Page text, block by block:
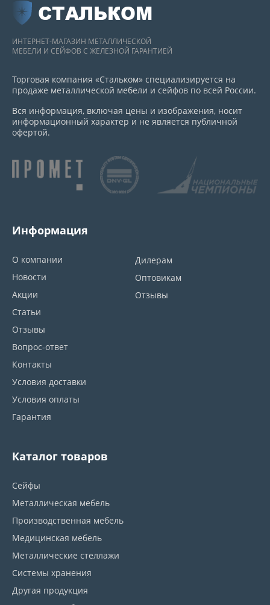
СТАЛЬКОМ
ИНТЕРНЕТ-МАГАЗИН МЕТАЛЛИЧЕСКОЙ
МЕБЕЛИ И СЕЙФОВ С ЖЕЛЕЗНОЙ ГАРАНТИЕЙ
Торговая компания «Стальком» специализируется на
продаже металлической мебели и сейфов по всей России.
Вся информация, включая цены и изображения, носит
информационный характер и не является публичной
офертой.
Информация
О компании
Новости
Акции
Статьи
Отзывы
Вопрос-ответ
Контакты
Условия доставки
Условия оплаты
Гарантия
Дилерам
Оптовикам
Отзывы
Каталог товаров
Сейфы
Металлическая мебель
Производственная мебель
Медицинская мебель
Металлические стеллажи
Системы хранения
Другая продукция